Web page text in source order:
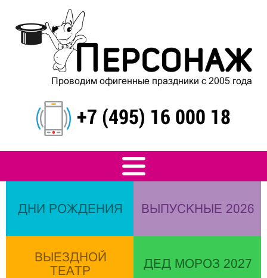
Проводим офигенные праздники с 2005 года
+7 (495) 16 000 18
ДНИ РОЖДЕНИЯ ВЫПУСКНЫЕ 2026
ВЫЕЗДНОЙ
ТЕАТР
ДЕД МОРОЗ 2027